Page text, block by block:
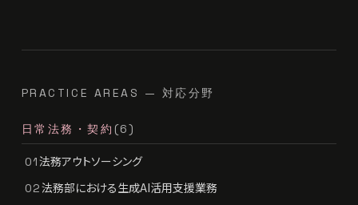
PRACTICE AREAS — 対応分野
日常法務・契約 (6)
01法務アウトソーシング
02法務部における生成AI活用支援業務